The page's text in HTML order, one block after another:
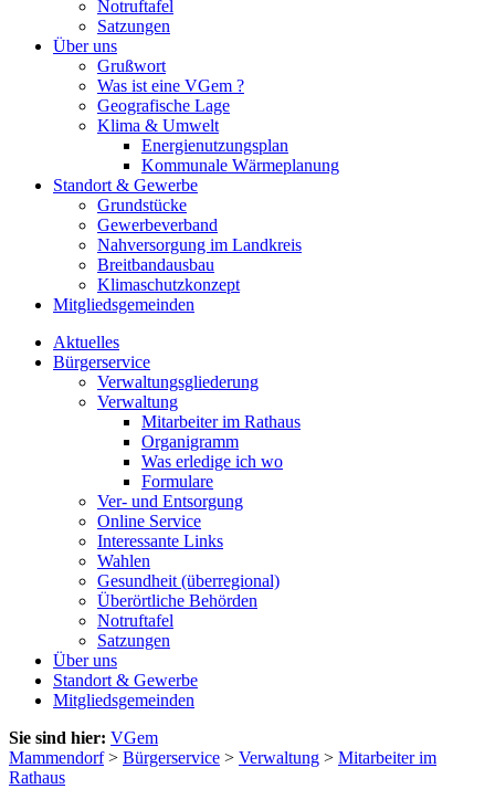
Notruftafel
Satzungen
Über uns
Grußwort
Was ist eine VGem ?
Geografische Lage
Klima & Umwelt
Energienutzungsplan
Kommunale Wärmeplanung
Standort & Gewerbe
Grundstücke
Gewerbeverband
Nahversorgung im Landkreis
Breitbandausbau
Klimaschutzkonzept
Mitgliedsgemeinden
Aktuelles
Bürgerservice
Verwaltungsgliederung
Verwaltung
Mitarbeiter im Rathaus
Organigramm
Was erledige ich wo
Formulare
Ver- und Entsorgung
Online Service
Interessante Links
Wahlen
Gesundheit (überregional)
Überörtliche Behörden
Notruftafel
Satzungen
Über uns
Standort & Gewerbe
Mitgliedsgemeinden
Sie sind hier: VGem
Mammendorf> Bürgerservice > Verwaltung > Mitarbeiter im
Rathaus